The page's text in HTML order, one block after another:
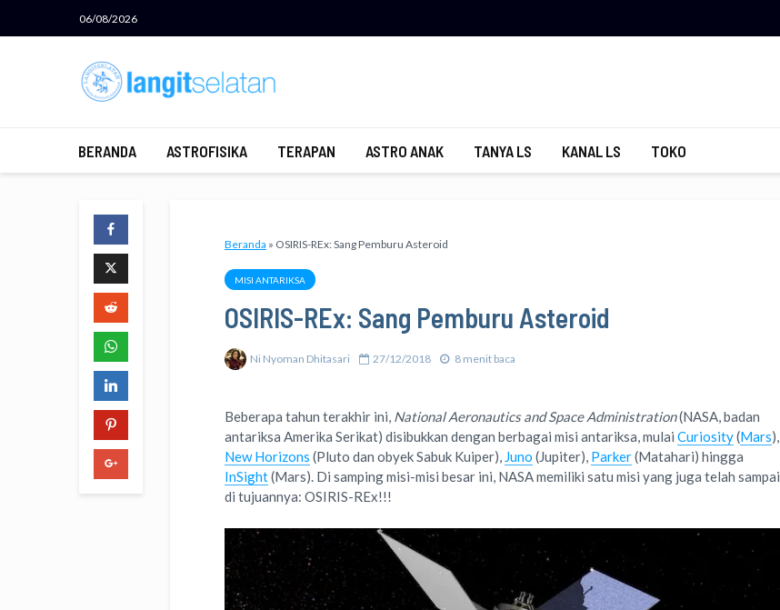
06/08/2026
BERANDA ASTROFISIKA TERAPAN ASTRO ANAK TANYA LS KANAL LS TOKO
Beranda » OSIRIS-REx: Sang Pemburu Asteroid
MISI ANTARIKSA
OSIRIS-REx: Sang Pemburu Asteroid
Ni Nyoman Dhitasari 27/12/2018 8 menit baca
Beberapa tahun terakhir ini, National Aeronautics and Space Administration(NASA, badan
antariksa Amerika Serikat) disibukkan dengan berbagai misi antariksa, mulai Curiosity(Mars),
New Horizons (Pluto dan obyek Sabuk Kuiper), Juno (Jupiter), Parker(Matahari) hingga
InSight(Mars). Di samping misi-misi besar ini, NASA memiliki satu misi yang juga telah sampai
di tujuannya: OSIRIS-REx!!!